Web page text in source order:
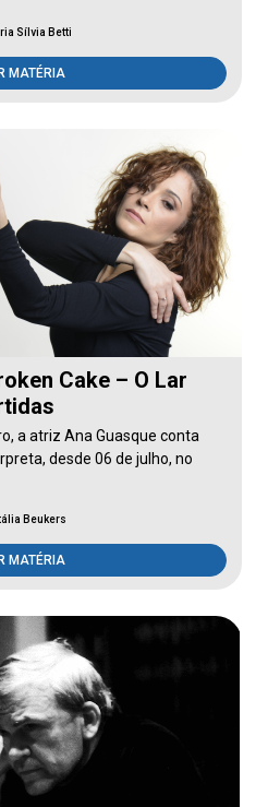
Sílvia Betti
MATÉRIA
Cake – O Lar
a atriz Ana Guasque conta
desde 06 de julho, no
Beukers
MATÉRIA